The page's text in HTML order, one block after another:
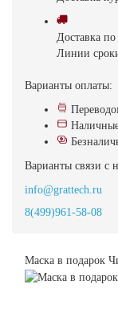
Доставка
Линии
Варианты оплаты:
Варианты связи с
info@grattech.ru
8(499)961-58-08
Маска в подарок